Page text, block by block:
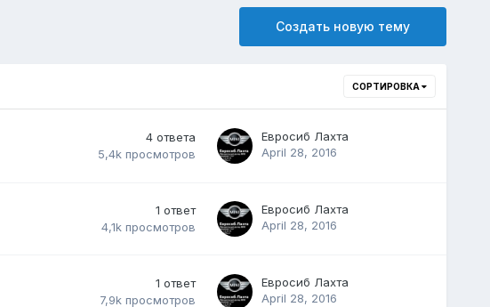
Создать новую тему
СОРТИРОВКА
4 ответа
5,4k просмотров
Евросиб Лахта
April 28, 2016
1 ответ
4,1k просмотров
Евросиб Лахта
April 28, 2016
1 ответ
7,9k просмотров
Евросиб Лахта
April 28, 2016